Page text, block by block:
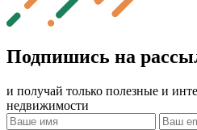
Подпишись на
и получай только полезные и
недвижимости